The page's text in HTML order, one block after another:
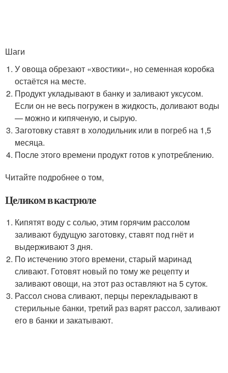
Шаги
У овоща обрезают «хвостики», но семенная коробка
остаётся на месте.
Продукт укладывают в банку и заливают уксусом.
Если он не весь погружен в жидкость, доливают воды
— можно и кипяченую, и сырую.
Заготовку ставят в холодильник или в погреб на 1,5
месяца.
После этого времени продукт готов к употреблению.
Читайте подробнее о том,
Целиком в кастрюле
Кипятят воду с солью, этим горячим рассолом
заливают будущую заготовку, ставят под гнёт и
выдерживают 3 дня.
По истечению этого времени, старый маринад
сливают. Готовят новый по тому же рецепту и
заливают овощи, на этот раз оставляют на 5 суток.
Рассол снова сливают, перцы перекладывают в
стерильные банки, третий раз варят рассол, заливают
его в банки и закатывают.